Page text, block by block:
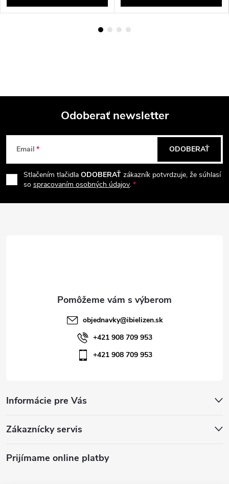
Z
á
p
Odoberať newsletter
Email
Stlačením tlačidla ODOBERAŤ zákazník potvrdzuje, že súhlasí
so spracovaním osobných údajov.
ODOBERAŤ
Informácie pre Vás
Zákaznícky servis
Prijímame online platby
objednavky@ibielizen.sk
+421 908 709 953
+421 908 709 953